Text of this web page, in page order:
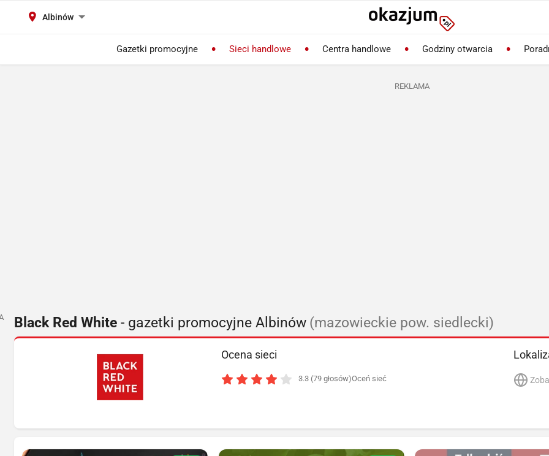
Albinów
Gazetki promocyjne Sieci handlowe Centra handlowe Godziny otwarcia
REKLAMA
Black Red White - gazetki promocyjne Albinów (mazowieckie pow. siedlecki)
Ocena sieci
3.3 (79 głosów)Oceń sieć